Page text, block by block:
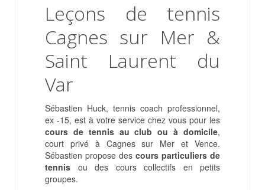
Leçons de tennis
Cagnes sur Mer &
Saint Laurent du
Var
Sébastien Huck, tennis coach professionnel,
ex -15, est à votre service chez vous pour les
cours de tennis au club ou à domicile,
court privé à Cagnes sur Mer et Vence.
Sébastien propose des cours particuliers de
tennis ou des cours collectifs en petits
groupes.